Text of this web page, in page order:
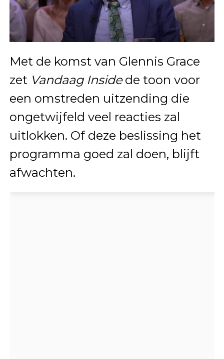
Met de komst van Glennis Grace
zet Vandaag Insidede toon voor
een omstreden uitzending die
ongetwijfeld veel reacties zal
uitlokken. Of deze beslissing het
programma goed zal doen, blijft
afwachten.